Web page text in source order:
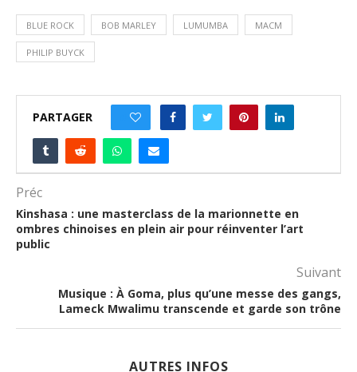
BLUE ROCK BOB MARLEY LUMUMBA MACM
PHILIP BUYCK
PARTAGER
Préc
Kinshasa : une masterclass de la marionnette en
ombres chinoises en plein air pour réinventer l’art
public
Suivant
Musique : À Goma, plus qu’une messe des gangs,
Lameck Mwalimu transcende et garde son trône
AUTRES INFOS